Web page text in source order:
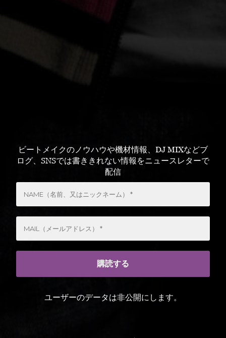
ビートメイクのノウハウや機材情報、DJ MIXなどブ
ログ、SNSでは書ききれない情報をニュースレターで
配信
ユーザーのデータは非公開にします。